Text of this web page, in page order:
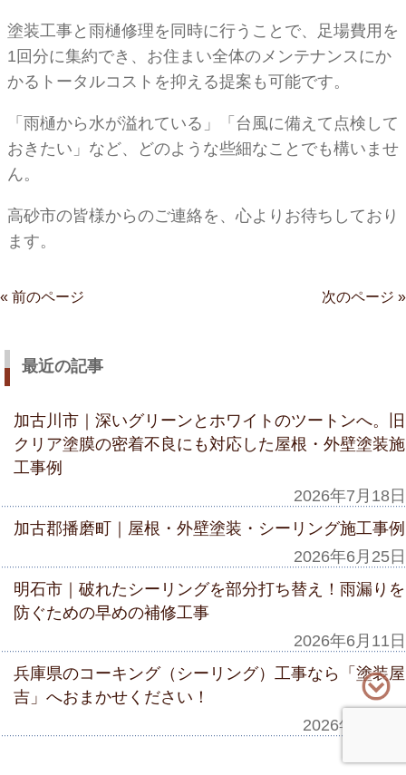
塗装工事と雨樋修理を同時に行うことで、足場費用を
1回分に集約でき、お住まい全体のメンテナンスにか
かるトータルコストを抑える提案も可能です。
「雨樋から水が溢れている」「台風に備えて点検して
おきたい」など、どのような些細なことでも構いませ
ん。
高砂市の皆様からのご連絡を、心よりお待ちしており
ます。
« 前のページ 次のページ »
最近の記事
加古川市｜深いグリーンとホワイトのツートンへ。旧
クリア塗膜の密着不良にも対応した屋根・外壁塗装施
工事例
2026年7月18日
加古郡播磨町｜屋根・外壁塗装・シーリング施工事例
2026年6月25日
明石市｜破れたシーリングを部分打ち替え！雨漏りを
防ぐための早めの補修工事
2026年6月11日
兵庫県のコーキング（シーリング）工事なら「塗装屋
吉」へおまかせください！
2026年6月3日